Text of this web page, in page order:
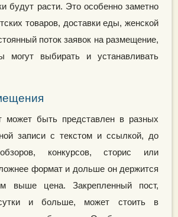
будут расти. Это особенно заметно
товаров, доставки еды, женской
поток заявок на размещение,
могут выбирать и устанавливать
может быть представлен в разных
записи с текстом и ссылкой, до
конкурсов, сторис или
формат и дольше он держится
выше цена. Закрепленный пост,
и больше, может стоить в